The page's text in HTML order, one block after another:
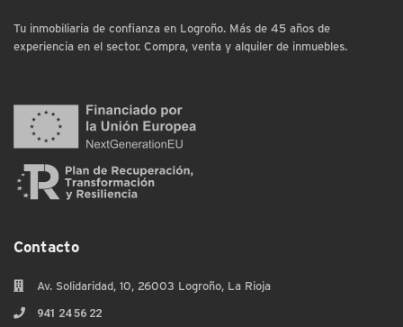
Tu inmobiliaria de confianza en Logroño. Más de 45 años de
experiencia en el sector. Compra, venta y alquiler de inmuebles.
Contacto
Av. Solidaridad, 10, 26003 Logroño, La Rioja
941 24 56 22